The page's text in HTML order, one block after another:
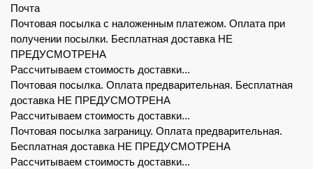
Почта
Почтовая посылка с наложенным платежом. Оплата при
получении посылки. Бесплатная доставка НЕ
ПРЕДУСМОТРЕНА
Рассчитываем стоимость доставки...
Почтовая посылка. Оплата предварительная. Бесплатная
доставка НЕ ПРЕДУСМОТРЕНА
Рассчитываем стоимость доставки...
Почтовая посылка заграницу. Оплата предварительная.
Бесплатная доставка НЕ ПРЕДУСМОТРЕНА
Рассчитываем стоимость доставки...